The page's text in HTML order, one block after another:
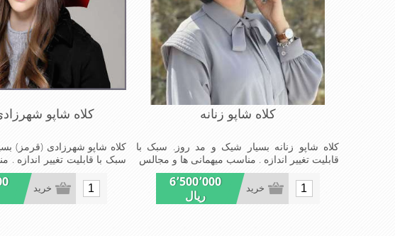
کلاه شاپو زنانه
کلاه شاپو زنانه بسیار شیک و مد روز. سبک با
قابلیت تغییر اندازه . مناسب میهمانی ها و مجالس
6٬500٬000
ریال
خرید
کلاه شاپو
کلاه شاپو شهرزادی (قرمز)
سبک با قابلیت تغییر اندازه .
خرید